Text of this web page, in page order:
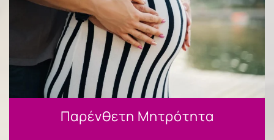
Παρένθετη Μητρότητα